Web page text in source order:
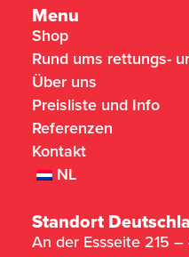
Menu
Shop
Rund ums rettungs-
Über uns
Preisliste und Info
Referenzen
Kontakt
NL
Standort
An der Essseite 215 –